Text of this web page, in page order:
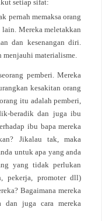
setiap sifat:
pernah memaksa orang
Mereka meletakkan
dan kesenangan diri.
menjauhi materialisme.
pemberi. Mereka
kesakitan orang
itu adalah pemberi,
beradik dan juga ibu
ibu bapa mereka
Jikalau tak, maka
untuk apa yang anda
yang tidak perlukan
pekerja, promoter dll)
Bagaimana mereka
dan juga cara mereka